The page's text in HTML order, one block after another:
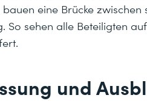
eine Brücke zwischen
So sehen alle Beteiligten
und